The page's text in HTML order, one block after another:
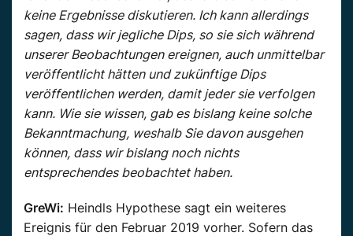
keine Ergebnisse diskutieren. Ich kann allerdings
sagen, dass wir jegliche Dips, so sie sich während
unserer Beobachtungen ereignen, auch unmittelbar
veröffentlicht hätten und zukünftige Dips
veröffentlichen werden, damit jeder sie verfolgen
kann. Wie sie wissen, gab es bislang keine solche
Bekanntmachung, weshalb Sie davon ausgehen
können, dass wir bislang noch nichts
entsprechendes beobachtet haben.
GreWi: Heindls Hypothese sagt ein weiteres
Ereignis für den Februar 2019 vorher. Sofern das